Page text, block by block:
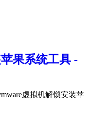
果系统工具 -
虚拟机解锁安装苹